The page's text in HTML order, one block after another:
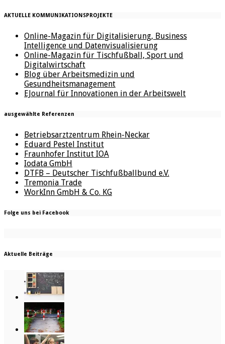
AKTUELLE KOMMUNIKATIONSPROJEKTE
Online-Magazin für Digitalisierung, Business
Intelligence und Datenvisualisierung
Online-Magazin für Tischfußball, Sport und
Digitalwirtschaft
Blog über Arbeitsmedizin und
Gesundheitsmanagement
EJournal für Innovationen in der Arbeitswelt
ausgewählte Referenzen
Betriebsarztzentrum Rhein-Neckar
Eduard Pestel Institut
Fraunhofer Institut IOA
Iodata GmbH
DTFB – Deutscher Tischfußballbund e.V.
Tremonia Trade
WorkInn GmbH & Co. KG
Folge uns bei Facebook
Aktuelle Beiträge